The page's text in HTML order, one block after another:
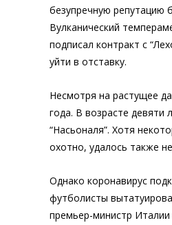
безупречную репутацию
Вулканический
подписал контракт с
уйти в отставку.
Несмотря на растущее
года. В возрасте девяти
“Насьоналя”. Хотя
охотно, удалось также
Однако коронавирус
футболисты
премьер-министр